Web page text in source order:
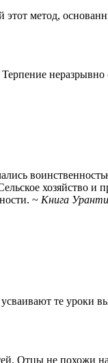
метод,
неразрывно
хозяйство
~ Книга
те уроки
Отцы не похожи